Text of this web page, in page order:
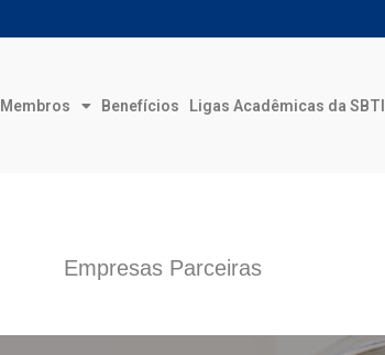
Membros Benefícios Ligas Acadêmicas da SBTI
Empresas Parceiras